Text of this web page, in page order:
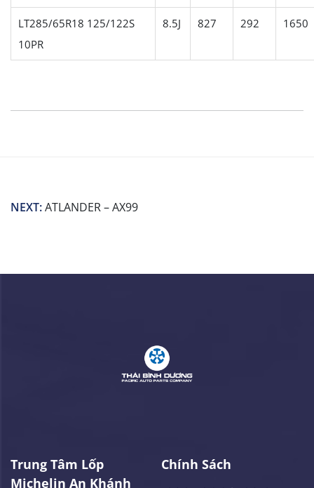
LT285/65R18 125/122S
10PR
8.5J 827 292 1650
NEXT:ATLANDER – AX99
Trung Tâm Lốp
Michelin An Khánh
Chính Sách